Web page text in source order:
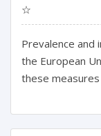
☆
Prevalence and
the European
these